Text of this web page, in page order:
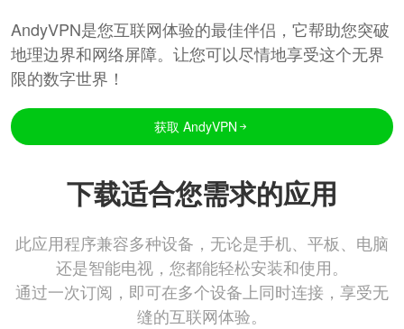
AndyVPN是您互联网体验的最佳伴侣，它帮助您突破
地理边界和网络屏障。让您可以尽情地享受这个无界
限的数字世界！
获取 AndyVPN
下载适合您需求的应用
此应用程序兼容多种设备，无论是手机、平板、电脑
还是智能电视，您都能轻松安装和使用。
通过一次订阅，即可在多个设备上同时连接，享受无
缝的互联网体验。